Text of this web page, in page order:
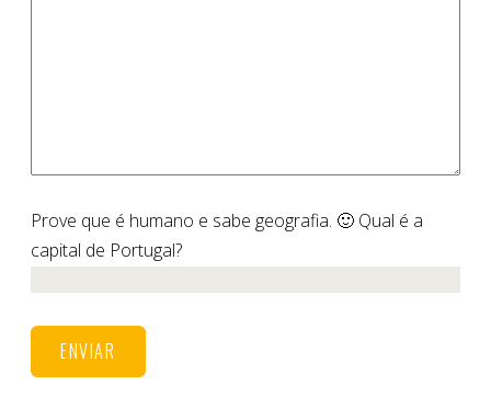
Prove que é humano e sabe geografia. 🙂 Qual é a
capital de Portugal?